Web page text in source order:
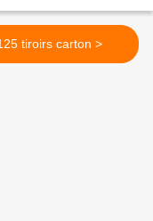
125 tiroirs carton >